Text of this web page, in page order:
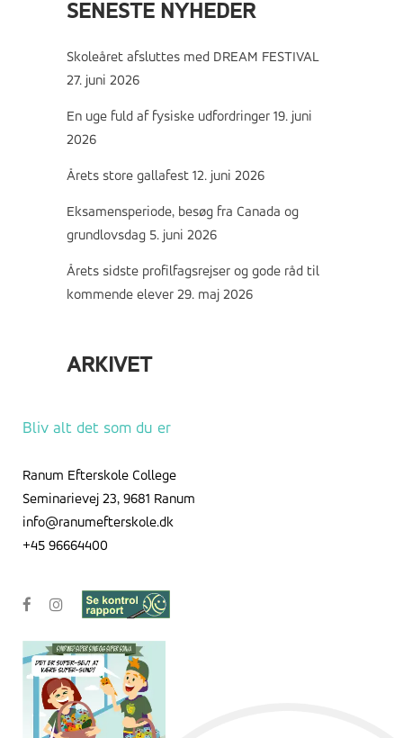
SENESTE NYHEDER
Skoleåret afsluttes med DREAM FESTIVAL
27. juni 2026
En uge fuld af fysiske udfordringer 19. juni
2026
Årets store gallafest 12. juni 2026
Eksamensperiode, besøg fra Canada og
grundlovsdag 5. juni 2026
Årets sidste profilfagsrejser og gode råd til
kommende elever 29. maj 2026
ARKIVET
Bliv alt det som du er
Ranum Efterskole College
Seminarievej 23, 9681 Ranum
info@ranumefterskole.dk
+45 96664400